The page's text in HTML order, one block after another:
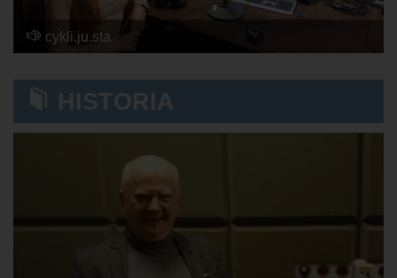
cykli.ju.sta
2024-02-20, 08:50
HISTORIA